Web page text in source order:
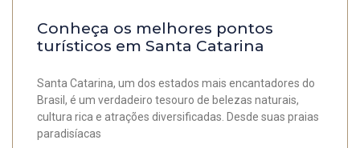
Conheça os melhores pontos
turísticos em Santa Catarina
Santa Catarina, um dos estados mais encantadores do
Brasil, é um verdadeiro tesouro de belezas naturais,
cultura rica e atrações diversificadas. Desde suas praias
paradisíacas